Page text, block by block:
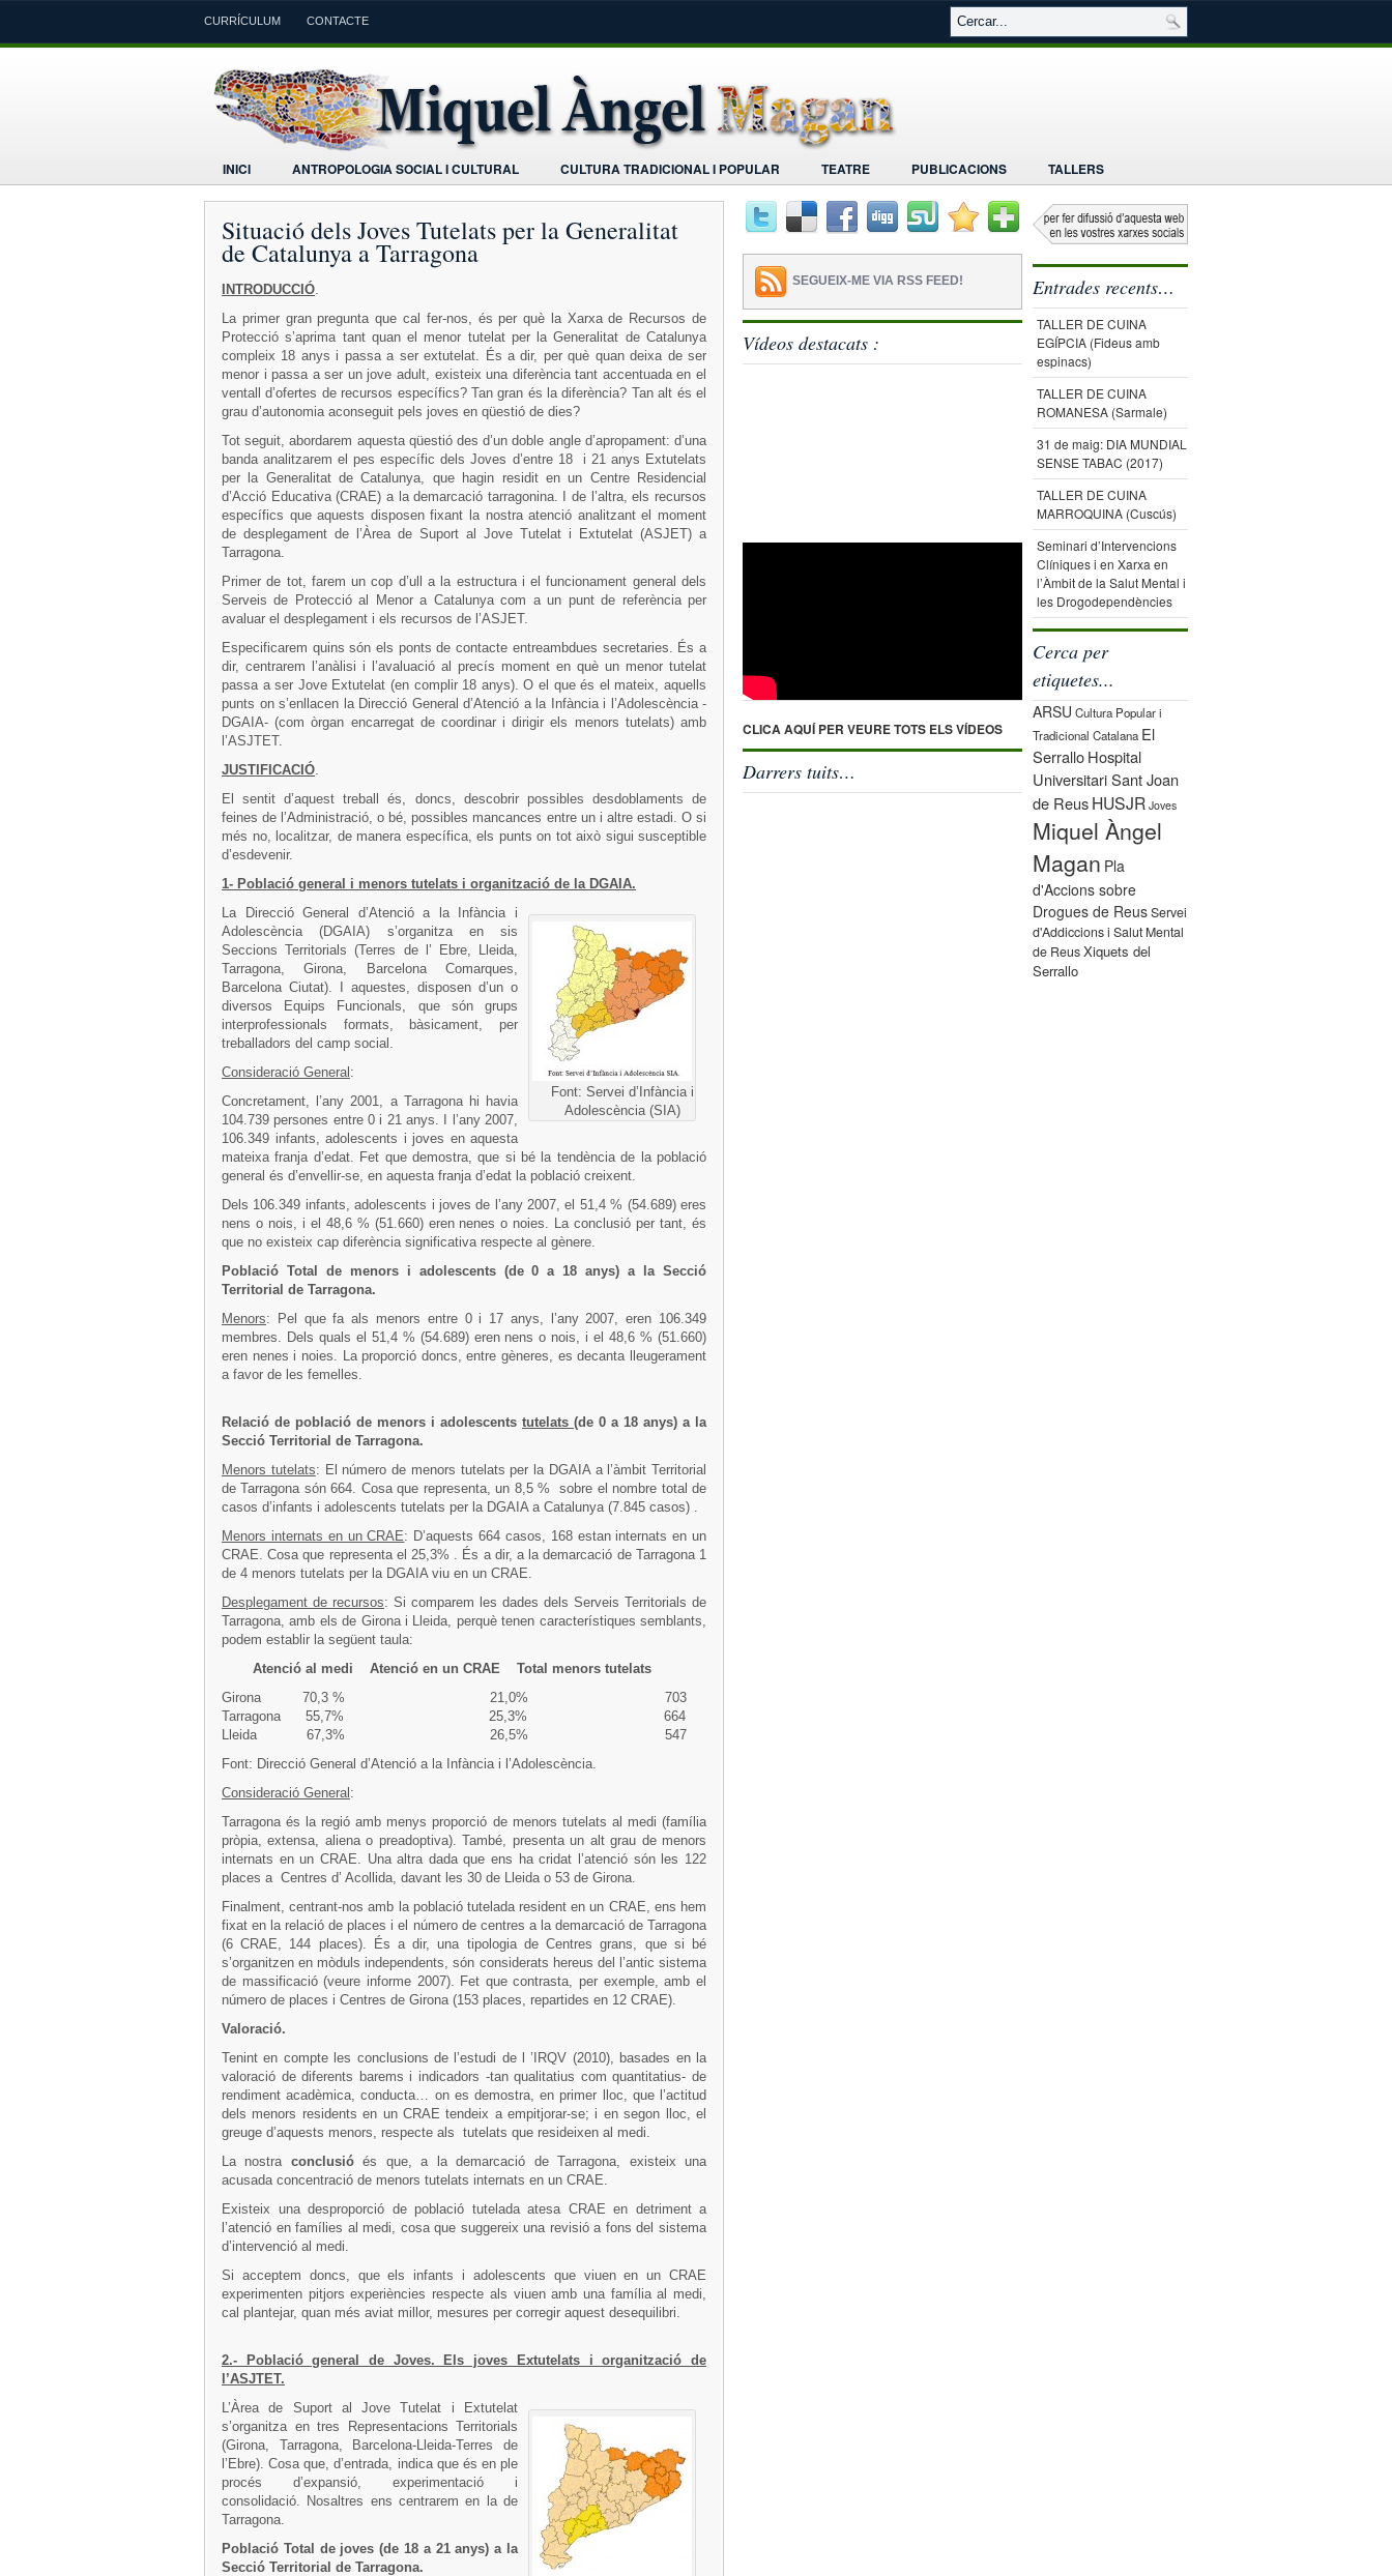
CURRÍCULUM CONTACTE
INICI ANTROPOLOGIA SOCIAL I CULTURAL CULTURA TRADICIONAL I POPULAR TEATRE PUBLICACIONS TALLERS
Situació dels Joves Tutelats per la Generalitat
de Catalunya a Tarragona
INTRODUCCIÓ.
La primer gran pregunta que cal fer-nos, és per què la Xarxa de Recursos de
Protecció s’aprima tant quan el menor tutelat per la Generalitat de Catalunya
compleix 18 anys i passa a ser extutelat. És a dir, per què quan deixa de ser
menor i passa a ser un jove adult, existeix una diferència tant accentuada en el
ventall d’ofertes de recursos específics? Tan gran és la diferència? Tan alt és el
grau d’autonomia aconseguit pels joves en qüestió de dies?
Tot seguit, abordarem aquesta qüestió des d’un doble angle d’apropament: d’una
banda analitzarem el pes específic dels Joves d’entre 18 i 21 anys Extutelats
per la Generalitat de Catalunya, que hagin residit en un Centre Residencial
d’Acció Educativa (CRAE) a la demarcació tarragonina. I de l’altra, els recursos
específics que aquests disposen fixant la nostra atenció analitzant el moment
de desplegament de l’Àrea de Suport al Jove Tutelat i Extutelat (ASJET) a
Tarragona.
Primer de tot, farem un cop d’ull a la estructura i el funcionament general dels
Serveis de Protecció al Menor a Catalunya com a un punt de referència per
avaluar el desplegament i els recursos de l’ASJET.
Especificarem quins són els ponts de contacte entreambdues secretaries. És a
dir, centrarem l’anàlisi i l’avaluació al precís moment en què un menor tutelat
passa a ser Jove Extutelat (en complir 18 anys). O el que és el mateix, aquells
punts on s’enllacen la Direcció General d’Atenció a la Infància i l’Adolescència -
DGAIA- (com òrgan encarregat de coordinar i dirigir els menors tutelats) amb
l’ASJTET.
JUSTIFICACIÓ.
El sentit d’aquest treball és, doncs, descobrir possibles desdoblaments de
feines de l’Administració, o bé, possibles mancances entre un i altre estadi. O si
més no, localitzar, de manera específica, els punts on tot això sigui susceptible
d’esdevenir.
1- Població general i menors tutelats i organització de la DGAIA.
Font: Servei d’Infància i
Adolescència (SIA)
La Direcció General d’Atenció a la Infància i
Adolescència (DGAIA) s’organitza en sis
Seccions Territorials (Terres de l’ Ebre, Lleida,
Tarragona, Girona, Barcelona Comarques,
Barcelona Ciutat). I aquestes, disposen d’un o
diversos Equips Funcionals, que són grups
interprofessionals formats, bàsicament, per
treballadors del camp social.
Consideració General :
Concretament, l’any 2001, a Tarragona hi havia
104.739 persones entre 0 i 21 anys. I l’any 2007,
106.349 infants, adolescents i joves en aquesta
mateixa franja d’edat. Fet que demostra, que si bé la tendència de la població
general és d’envellir-se, en aquesta franja d’edat la població creixent.
Dels 106.349 infants, adolescents i joves de l’any 2007, el 51,4 % (54.689) eres
nens o nois, i el 48,6 % (51.660) eren nenes o noies. La conclusió per tant, és
que no existeix cap diferència significativa respecte al gènere.
Població Total de menors i adolescents (de 0 a 18 anys) a la Secció
Territorial de Tarragona.
Menors: Pel que fa als menors entre 0 i 17 anys, l’any 2007, eren 106.349
membres. Dels quals el 51,4 % (54.689) eren nens o nois, i el 48,6 % (51.660)
eren nenes i noies. La proporció doncs, entre gèneres, es decanta lleugerament
a favor de les femelles.
Relació de població de menors i adolescents tutelats (de 0 a 18 anys) a la
Secció Territorial de Tarragona.
Menors tutelats: El número de menors tutelats per la DGAIA a l’àmbit Territorial
de Tarragona són 664. Cosa que representa, un 8,5 % sobre el nombre total de
casos d’infants i adolescents tutelats per la DGAIA a Catalunya (7.845 casos) .
Menors internats en un CRAE: D’aquests 664 casos, 168 estan internats en un
CRAE. Cosa que representa el 25,3% . És a dir, a la demarcació de Tarragona 1
de 4 menors tutelats per la DGAIA viu en un CRAE.
Desplegament de recursos: Si comparem les dades dels Serveis Territorials de
Tarragona, amb els de Girona i Lleida, perquè tenen característiques semblants,
podem establir la següent taula:
Atenció al medi Atenció en un CRAE Total menors tutelats
Girona 70,3 % 21,0% 703
Tarragona 55,7% 25,3% 664
Lleida 67,3% 26,5% 547
Font: Direcció General d’Atenció a la Infància i l’Adolescència.
Consideració General :
Tarragona és la regió amb menys proporció de menors tutelats al medi (família
pròpia, extensa, aliena o preadoptiva). També, presenta un alt grau de menors
internats en un CRAE. Una altra dada que ens ha cridat l’atenció són les 122
places a Centres d’ Acollida, davant les 30 de Lleida o 53 de Girona.
Finalment, centrant-nos amb la població tutelada resident en un CRAE, ens hem
fixat en la relació de places i el número de centres a la demarcació de Tarragona
(6 CRAE, 144 places). És a dir, una tipologia de Centres grans, que si bé
s’organitzen en mòduls independents, són considerats hereus del l’antic sistema
de massificació (veure informe 2007). Fet que contrasta, per exemple, amb el
número de places i Centres de Girona (153 places, repartides en 12 CRAE).
Valoració.
Tenint en compte les conclusions de l’estudi de l ’IRQV (2010), basades en la
valoració de diferents barems i indicadors -tan qualitatius com quantitatius- de
rendiment acadèmica, conducta… on es demostra, en primer lloc, que l’actitud
dels menors residents en un CRAE tendeix a empitjorar-se; i en segon lloc, el
greuge d’aquests menors, respecte als tutelats que resideixen al medi.
La nostra conclusióés que, a la demarcació de Tarragona, existeix una
acusada concentració de menors tutelats internats en un CRAE.
Existeix una desproporció de població tutelada atesa CRAE en detriment a
l’atenció en famílies al medi, cosa que suggereix una revisió a fons del sistema
d’intervenció al medi.
Si acceptem doncs, que els infants i adolescents que viuen en un CRAE
experimenten pitjors experiències respecte als viuen amb una família al medi,
cal plantejar, quan més aviat millor, mesures per corregir aquest desequilibri.
2.- Població general de Joves. Els joves Extutelats i organització de
l’ASJTET.
L’Àrea de Suport al Jove Tutelat i Extutelat
s’organitza en tres Representacions Territorials
(Girona, Tarragona, Barcelona-Lleida-Terres de
l’Ebre). Cosa que, d’entrada, indica que és en ple
procés d’expansió, experimentació i
consolidació. Nosaltres ens centrarem en la de
Tarragona.
Població Total de joves (de 18 a 21 anys) a la
Secció Territorial de Tarragona.
SEGUEIX-ME VIA RSS FEED!
Vídeos destacats :
CLICA AQUÍ PER VEURE TOTS ELS VÍDEOS
Darrers tuits…
Entrades recents…
TALLER DE CUINA
EGÍPCIA (Fideus amb
espinacs)
TALLER DE CUINA
ROMANESA (Sarmale)
31 de maig: DIA MUNDIAL
SENSE TABAC (2017)
TALLER DE CUINA
MARROQUINA (Cuscús)
Seminari d’Intervencions
Clíniques i en Xarxa en
l’Àmbit de la Salut Mental i
les Drogodependències
Cerca per
etiquetes...
ARSU Cultura Popular i
Tradicional Catalana El
SerralloHospital
Universitari Sant Joan
de ReusHUSJR Joves
Miquel Àngel
Magan Pla
d'Accions sobre
Drogues de ReusServei
d'Addiccions i Salut Mental
de ReusXiquets del
Serrallo